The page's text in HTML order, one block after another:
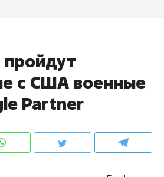
с США военные
Partner